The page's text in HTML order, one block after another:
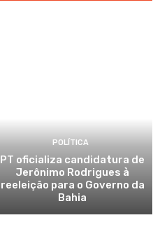
POLÍTICA
PT oficializa candidatura de
Jerônimo Rodrigues à
reeleição para o Governo da
Bahia